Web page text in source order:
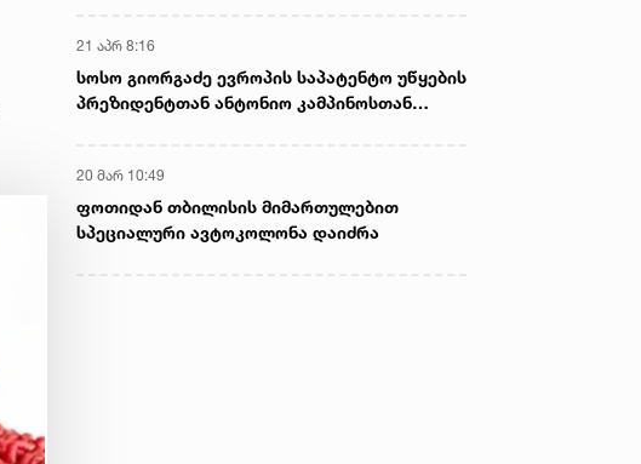
21 აპრ 8:16
სოსო გიორგაძე ევროპის საპატენტო უწყების
პრეზიდენტთან ანტონიო კამპინოსთან
20 მარ 10:49
ფოთიდან თბილისის მიმართულებით
სპეციალური ავტოკოლონა დაიძრა